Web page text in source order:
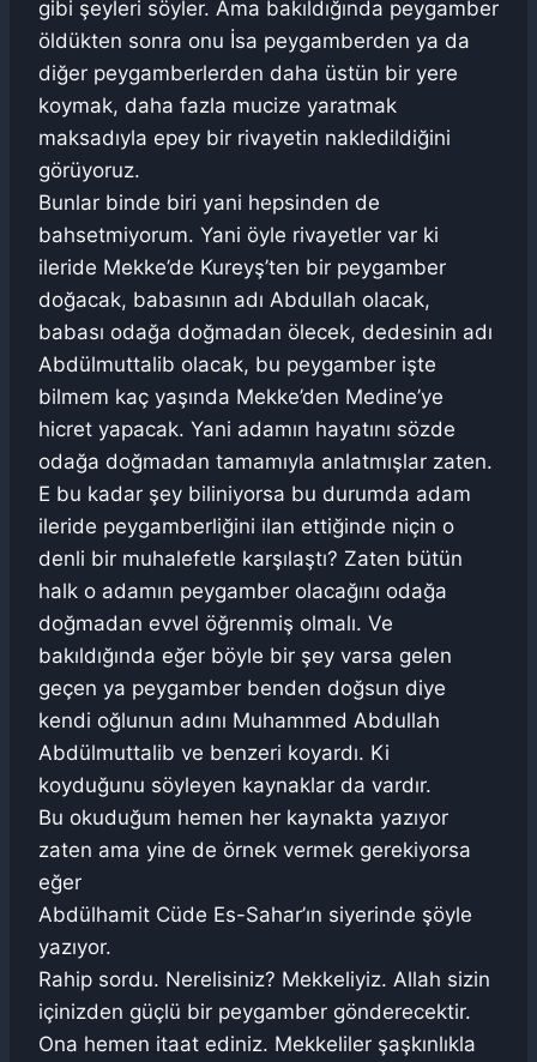
gibi şeyleri söyler. Ama bakıldığında peygamber
öldükten sonra onu İsa peygamberden ya da
diğer peygamberlerden daha üstün bir yere
koymak, daha fazla mucize yaratmak
maksadıyla epey bir rivayetin nakledildiğini
görüyoruz.
Bunlar binde biri yani hepsinden de
bahsetmiyorum. Yani öyle rivayetler var ki
ileride Mekke’de Kureyş’ten bir peygamber
doğacak, babasının adı Abdullah olacak,
babası odağa doğmadan ölecek, dedesinin adı
Abdülmuttalib olacak, bu peygamber işte
bilmem kaç yaşında Mekke’den Medine’ye
hicret yapacak. Yani adamın hayatını sözde
odağa doğmadan tamamıyla anlatmışlar zaten.
E bu kadar şey biliniyorsa bu durumda adam
ileride peygamberliğini ilan ettiğinde niçin o
denli bir muhalefetle karşılaştı? Zaten bütün
halk o adamın peygamber olacağını odağa
doğmadan evvel öğrenmiş olmalı. Ve
bakıldığında eğer böyle bir şey varsa gelen
geçen ya peygamber benden doğsun diye
kendi oğlunun adını Muhammed Abdullah
Abdülmuttalib ve benzeri koyardı. Ki
koyduğunu söyleyen kaynaklar da vardır.
Bu okuduğum hemen her kaynakta yazıyor
zaten ama yine de örnek vermek gerekiyorsa
eğer
Abdülhamit Cüde Es-Sahar’ın siyerinde şöyle
yazıyor.
Rahip sordu. Nerelisiniz? Mekkeliyiz. Allah sizin
içinizden güçlü bir peygamber gönderecektir.
Ona hemen itaat ediniz. Mekkeliler şaşkınlıkla